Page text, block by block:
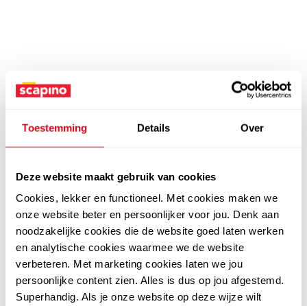
Toestemming Details Over
Deze website maakt gebruik van cookies
Cookies, lekker en functioneel. Met cookies maken we
onze website beter en persoonlijker voor jou. Denk aan
noodzakelijke cookies die de website goed laten werken
en analytische cookies waarmee we de website
verbeteren. Met marketing cookies laten we jou
persoonlijke content zien. Alles is dus op jou afgestemd.
Superhandig. Als je onze website op deze wijze wilt